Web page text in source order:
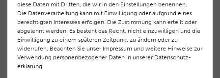
überdurchschnittliche Behandlungs- und Serviceleistung
gewährleisten. Deshalb haben wir ein selektives
Vertriebssystem eingeführt. THALGO COSMETICPartner
werden auf diese Weise wirtschaftlich unterstützt,
während Endverbrauchern eine stets gleichbleibend hohe
Dienstleistungsqualität und ein innovatives Produkt- und
Behandlungsprogramm geboten wird.
diese Daten mit Dritten, die wir in den Einstellungen benennen.
Die Datenverarbeitung kann mit Einwilligung oder aufgrund eines
berechtigten Interesses erfolgen. Die Zustimmung kann erteilt oder
abgelehnt werden. Es besteht das Recht, nicht einzuwilligen und die
Einwilligung zu einem späteren Zeitpunkt zu ändern oder zu
widerrufen. Beachten Sie unser Impressum und weitere Hinweise zur
Verwendung personenbezogener Daten in unserer Daten­schutz­
erklärung